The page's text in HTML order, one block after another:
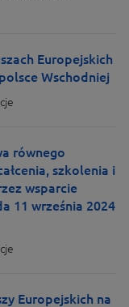
Europejskich
Wschodniej
równego
szkolenia i
wsparcie
11 września 2024
Europejskich na